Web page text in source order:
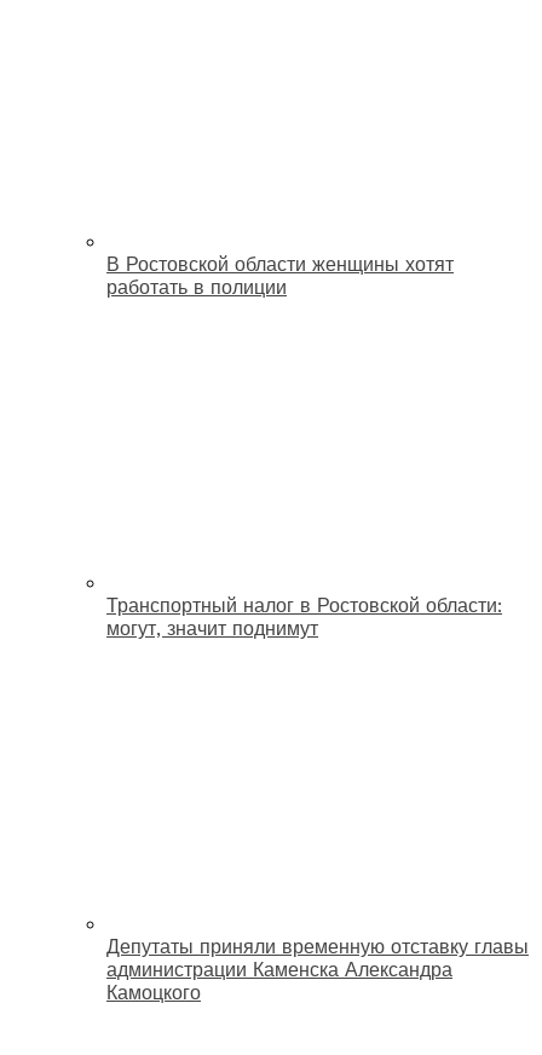
В Ростовской области женщины хотят
работать в полиции
Транспортный налог в Ростовской области:
могут, значит поднимут
Депутаты приняли временную отставку главы
администрации Каменска Александра
Камоцкого